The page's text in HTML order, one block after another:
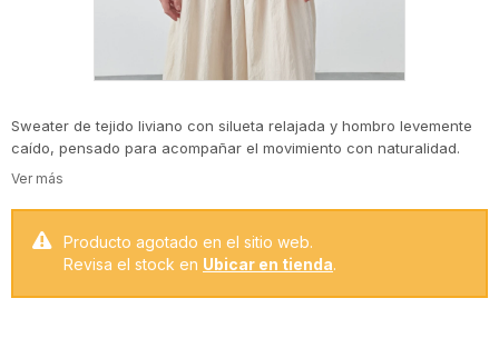
Sweater de tejido liviano con silueta relajada y hombro levemente
caído, pensado para acompañar el movimiento con naturalidad.
Cuenta con lazos ajustables en el bajo. Su construcción de punto
terminación en puños y cintura refuerzan su impronta clean. Una
prenda versátil que se adapta tanto a looks casuales como a
combinaciones más elevadas, ideal para sumar capas con estilo.
Producto agotado en el sitio web.
Revisa el stock en Ubicar en tienda.